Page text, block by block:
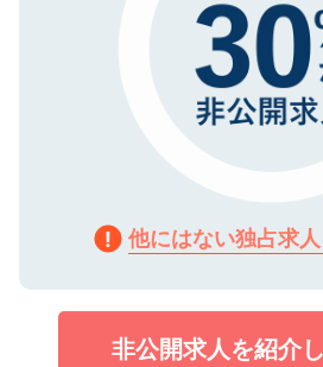
他にはない独占求
非公開求人を紹介